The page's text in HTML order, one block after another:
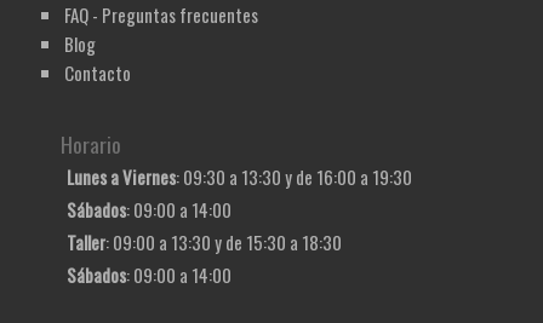
FAQ - Preguntas frecuentes
Blog
Contacto
Horario
Lunes a Viernes: 09:30 a 13:30 y de 16:00 a 19:30
Sábados: 09:00 a 14:00
Taller: 09:00 a 13:30 y de 15:30 a 18:30
Sábados: 09:00 a 14:00